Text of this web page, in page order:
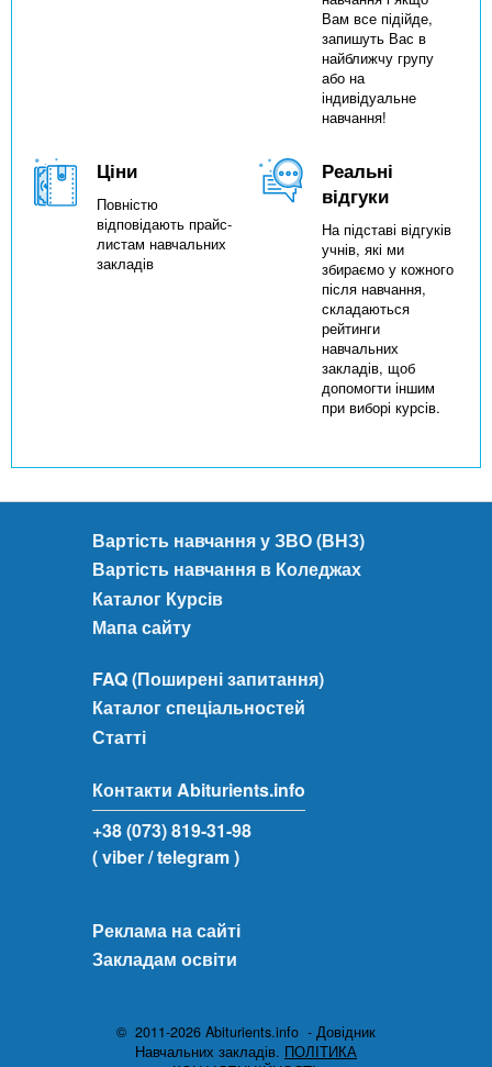
Вам все підійде,
запишуть Вас в
найближчу групу
або на
індивідуальне
навчання!
Ціни
Повністю
відповідають прайс-
листам навчальних
закладів
Реальні
відгуки
На підставі відгуків
учнів, які ми
збираємо у кожного
після навчання,
складаються
рейтинги
навчальних
закладів, щоб
допомогти іншим
при виборі курсів.
Вартість навчання у ЗВО (ВНЗ)
Вартість навчання в Коледжах
Каталог Курсів
Мапа сайту
FAQ (Поширені запитання)
Каталог спеціальностей
Статті
Контакти Abiturients.info
+38 (073) 819-31-98
( viber/ telegram )
Реклама на сайті
Закладам освіти
© 2011-2026 Abiturients.info - Довідник
Навчальних закладів. ПОЛІТИКА